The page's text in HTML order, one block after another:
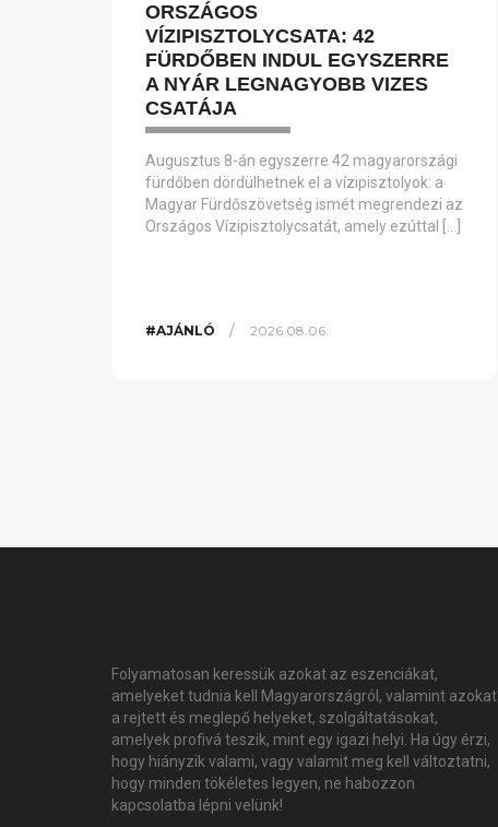
ORSZÁGOS
VÍZIPISZTOLYCSATA: 42
FÜRDŐBEN INDUL EGYSZERRE
A NYÁR LEGNAGYOBB VIZES
CSATÁJA
Augusztus 8-án egyszerre 42 magyarországi
fürdőben dördülhetnek el a vízipisztolyok: a
Magyar Fürdőszövetség ismét megrendezi az
Országos Vízipisztolycsatát, amely ezúttal […]
#AJÁNLÓ / 2026.08.06.
Folyamatosan keressük azokat az eszenciákat,
amelyeket tudnia kell Magyarországról, valamint azokat
a rejtett és meglepő helyeket, szolgáltatásokat,
amelyek profivá teszik, mint egy igazi helyi. Ha úgy érzi,
hogy hiányzik valami, vagy valamit meg kell változtatni,
hogy minden tökéletes legyen, ne habozzon
kapcsolatba lépni velünk!